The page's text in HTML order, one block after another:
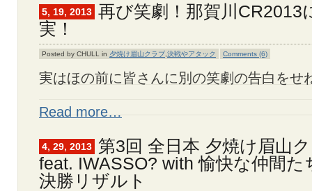
5, 19, 2013 再び笑劇！那賀川CR2013
実！
Posted by CHULL in 夕焼け眉山クラブ 決戦やアタック Comments (6)
実はほの前に皆さんに別の笑劇の告白をせ
Read more…
4, 29, 2013
第3回 全日本 夕焼け眉山
feat. IWASSO? with 愉快な仲間た
決勝リザルト